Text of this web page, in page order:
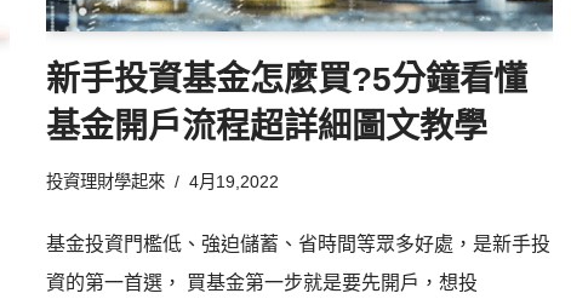
新手投資基金怎麼買?5分鐘看懂
基金開戶流程超詳細圖文教學
投資理財學起來 4月19,2022
基金投資門檻低、強迫儲蓄、省時間等眾多好處，是新手投
資的第一首選， 買基金第一步就是要先開戶，想投